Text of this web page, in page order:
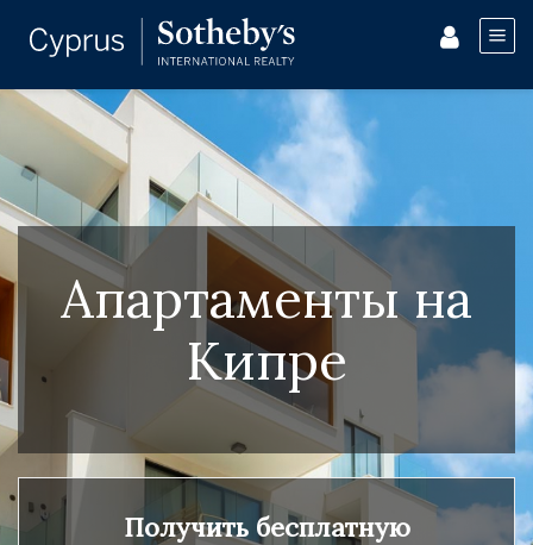
Апартаменты на
Кипре
Получить бесплатную